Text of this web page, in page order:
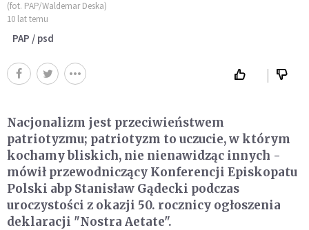
(fot. PAP/Waldemar Deska)
10 lat temu
PAP / psd
Nacjonalizm jest przeciwieństwem
patriotyzmu; patriotyzm to uczucie, w którym
kochamy bliskich, nie nienawidząc innych -
mówił przewodniczący Konferencji Episkopatu
Polski abp Stanisław Gądecki podczas
uroczystości z okazji 50. rocznicy ogłoszenia
deklaracji "Nostra Aetate".